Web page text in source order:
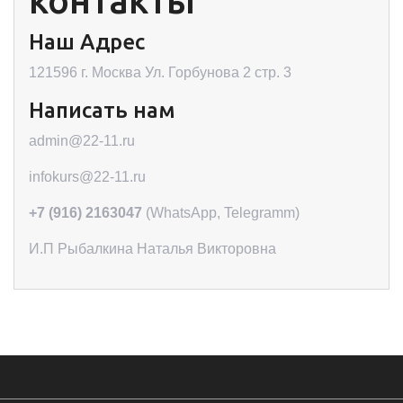
Наш Адрес
121596 г. Москва Ул. Горбунова 2 стр. 3
Написать нам
admin@22-11.ru
infokurs@22-11.ru
+7 (916) 2163047 (WhatsApp, Telegramm)
И.П Рыбалкина Наталья Викторовна